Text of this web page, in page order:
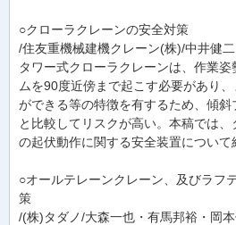
○クローラクレーンの安全対策
/住友重機械建機クレーン(株)/中井健二
タワー式クローラクレーンは、作業
ムを90度近傍まで起こす必要があり
ができる等の特徴を有するため、傾
と比較してリスクが高い。本稿では
の起伏動作に関する安全装置について
○オールテレーンクレーン、及びラフ
策
/(株)タダノ/大森一也・有馬邦裕・岡